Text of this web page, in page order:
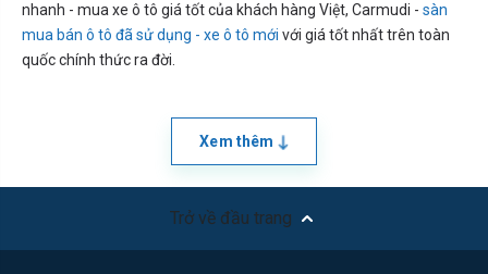
nhanh - mua xe ô tô giá tốt của khách hàng Việt, Carmudi - sàn
mua bán ô tô đã sử dụng - xe ô tô mới với giá tốt nhất trên toàn
quốc chính thức ra đời.
Xem thêm
Trở về đầu trang